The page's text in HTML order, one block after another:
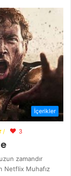
İçerikler
/ 3
zamandır
Netflix Muhafız